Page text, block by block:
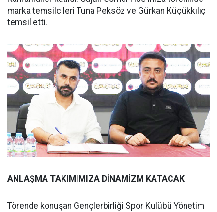
marka temsilcileri Tuna Peksöz ve Gürkan Küçükkılıç
temsil etti.
ANLAŞMA TAKIMIMIZA DİNAMİZM KATACAK
Törende konuşan Gençlerbirliği Spor Kulübü Yönetim